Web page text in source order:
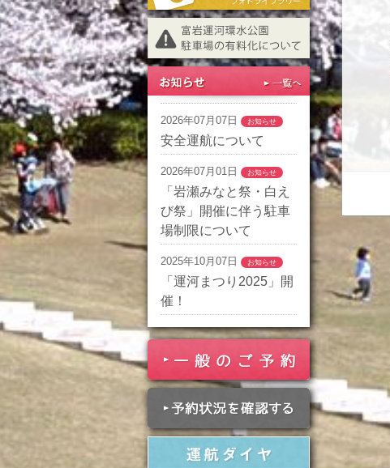
2026年07月07日 お知らせ
安全運航について
2026年07月01日 お知らせ
「岩瀬みなと祭・白え
び祭」開催に伴う駐車
場制限について
2025年10月07日 お知らせ
「運河まつり2025」開
催！